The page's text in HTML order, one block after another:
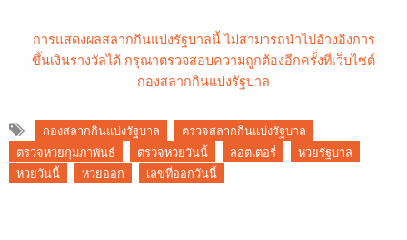
การแสดงผลสลากกินแบ่งรัฐบาลนี้ ไม่สามารถนำไปอ้างอิงการ
ขึ้นเงินรางวัลได้ กรุณาตรวจสอบความถูกต้องอีกครั้งที่เว็บไซต์
กองสลากกินแบ่งรัฐบาล
กองสลากกินแบ่งรัฐบาล
ตรวจสลากกินแบ่งรัฐบาล
ตรวจหวยกุมภาพันธ์
ตรวจหวยวันนี้ ลอตเตอรี่
หวยรัฐบาล
หวยวันนี้
หวยออก เลขที่ออกวันนี้